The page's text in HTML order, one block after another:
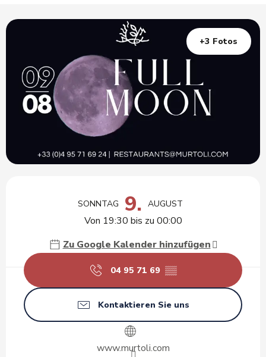
+3 Fotos
SONNTAG 9. AUGUST
Von 19:30 bis zu 00:00
Zu Google Kalender hinzufügen
04 95 71 69 ▒▒
Kontaktieren Sie uns
www.murtoli.com